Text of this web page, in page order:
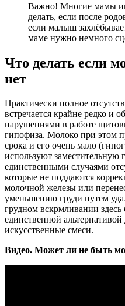
Важно! Многие мамы
делать, если после
если малыш
маме нужно немного
Что делать если
нет
Практически полное
встречается крайне редко и
нарушениями в работе
гипофиза. Молоко при этом
срока и его очень мало
используют
единственными случаями
которые не поддаются
молочной железы или
уменьшению груди путем
грудном вскрмливании
единственной
искусственные смеси.
Видео. Может ли не быть